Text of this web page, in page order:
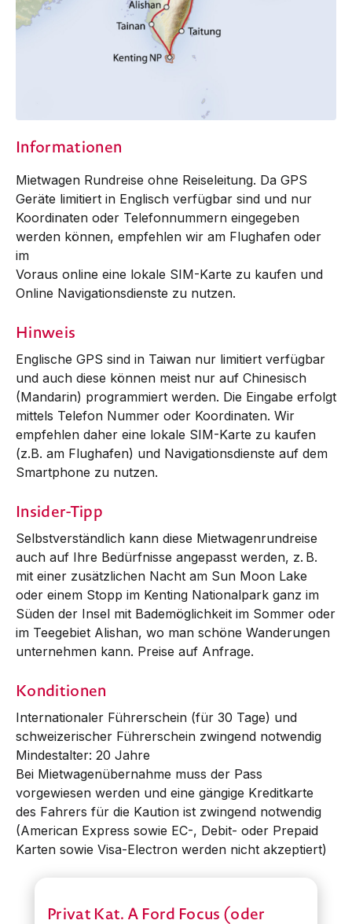
Informationen
Mietwagen Rundreise ohne Reiseleitung. Da GPS
Geräte limitiert in Englisch verfügbar sind und nur
Koordinaten oder Telefonnummern eingegeben
werden können, empfehlen wir am Flughafen oder
im
Voraus online eine lokale SIM-Karte zu kaufen und
Online Navigationsdienste zu nutzen.
Hinweis
Englische GPS sind in Taiwan nur limitiert verfügbar
und auch diese können meist nur auf Chinesisch
(Mandarin) programmiert werden. Die Eingabe erfolgt
mittels Telefon Nummer oder Koordinaten. Wir
empfehlen daher eine lokale SIM-Karte zu kaufen
(z.B. am Flughafen) und Navigationsdienste auf dem
Smartphone zu nutzen.
Insider-Tipp
Selbstverständlich kann diese Mietwagenrundreise
auch auf Ihre Bedürfnisse angepasst werden, z. B.
mit einer zusätzlichen Nacht am Sun Moon Lake
oder einem Stopp im Kenting Nationalpark ganz im
Süden der Insel mit Bademöglich­keit im Sommer oder
im Teegebiet Alishan, wo man schöne Wanderungen
unternehmen kann. Preise auf Anfrage.
Konditionen
Internationaler Führerschein (für 30 Tage) und
schweizerischer Führer­schein zwingend notwendig
Mindestalter: 20 Jahre
Bei Mietwagenübernahme muss der Pass
vorgewiesen werden und eine gängige Kreditkarte
des Fahrers für die Kaution ist zwingend notwendig
(American Express sowie EC-, Debit- oder Prepaid
Karten sowie Visa-Electron werden nicht akzeptiert)
Privat Kat. A Ford Focus (oder